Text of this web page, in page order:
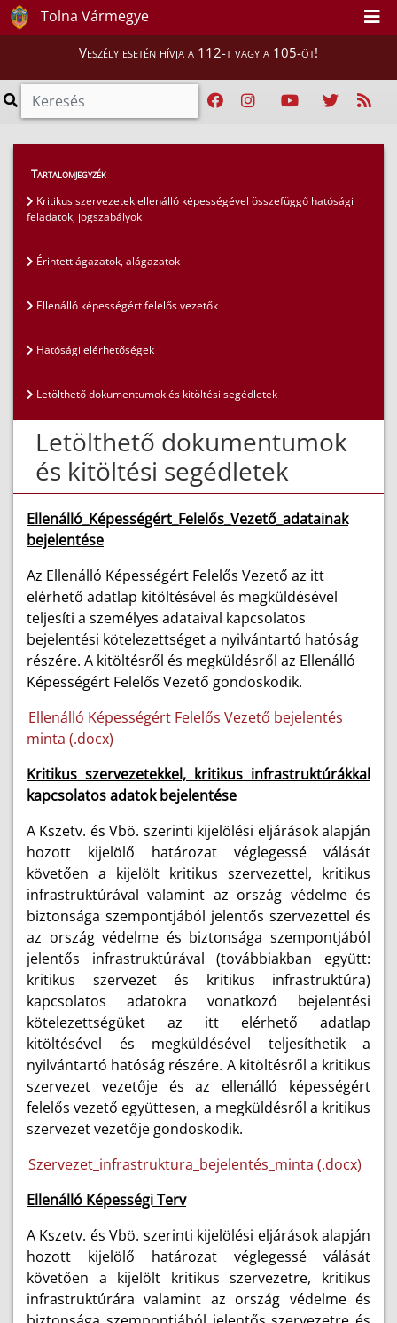
Tolna Vármegye
Veszély esetén hívja a 112-t vagy a 105-öt!
Hatósági ügyek
Kritikus szervezetek ellenálló képessége
>
Letölthető dokumentumok és kitöltési segédletek
Tartalomjegyzék
Kritikus szervezetek ellenálló képességével összefüggő hatósági
feladatok, jogszabályok
Érintett ágazatok, alágazatok
Ellenálló képességért felelős vezetők
Hatósági elérhetőségek
Letölthető dokumentumok és kitöltési segédletek
Letölthető dokumentumok
és kitöltési segédletek
Ellenálló_Képességért_Felelős_Vezető_adatainak
bejelentése
Az Ellenálló Képességért Felelős Vezető az itt
elérhető adatlap kitöltésével és megküldésével
teljesíti a személyes adataival kapcsolatos
bejelentési kötelezettséget a nyilvántartó hatóság
részére. A kitöltésről és megküldésről az Ellenálló
Képességért Felelős Vezető gondoskodik.
Ellenálló Képességért Felelős Vezető bejelentés
minta (.docx)
Kritikus szervezetekkel, kritikus infrastruktúrákkal
kapcsolatos adatok bejelentése
A Kszetv. és Vbö. szerinti kijelölési eljárások alapján
hozott kijelölő határozat véglegessé válását
követően a kijelölt kritikus szervezettel, kritikus
infrastruktúrával valamint az ország védelme és
biztonsága szempontjából jelentős szervezettel és
az ország védelme és biztonsága szempontjából
jelentős infrastruktúrával (továbbiakban együtt:
kritikus szervezet és kritikus infrastruktúra)
kapcsolatos adatokra vonatkozó bejelentési
kötelezettségüket az itt elérhető adatlap
kitöltésével és megküldésével teljesíthetik a
nyilvántartó hatóság részére. A kitöltésről a kritikus
szervezet vezetője és az ellenálló képességért
felelős vezető együttesen, a megküldésről a kritikus
szervezet vezetője gondoskodik.
Szervezet_infrastruktura_bejelentés_minta (.docx)
Ellenálló Képességi Terv
A Kszetv. és Vbö. szerinti kijelölési eljárások alapján
hozott kijelölő határozat véglegessé válását
követően a kijelölt kritikus szervezetre, kritikus
infrastruktúrára valamint az ország védelme és